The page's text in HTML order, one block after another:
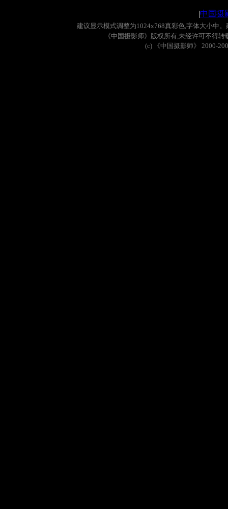
|中国摄
建议显示模式调整为1024x768真彩色,字体大小中。
《中国摄影师》版权所有,未经许可不得转
(c)
《中国摄影师》 2000-200